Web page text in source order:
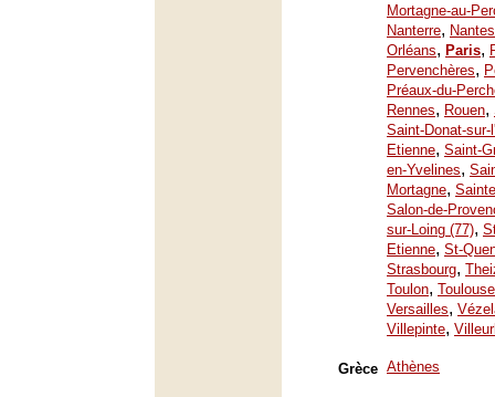
Mortagne-au-
Nanterre, Nantes
Orléans, Paris,
Pervenchères,
Préaux-du-
Rennes, Rouen,
Saint-Donat-sur-
Etienne, Saint-
en-Yvelines,
Mortagne,
Salon-de-
sur-Loing (77),
Etienne, St-
Strasbourg,
Toulon, Toulouse
Versailles,
Villepinte,
Grèce Athènes